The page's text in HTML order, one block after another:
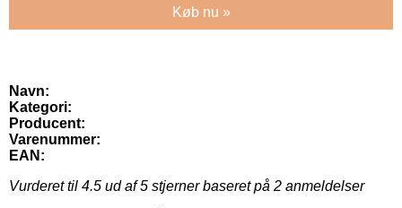
Køb nu »
Navn:
Kategori:
Producent:
Varenummer:
EAN:
Vurderet til 4.5 ud af 5 stjerner baseret på 2 anmeldelser